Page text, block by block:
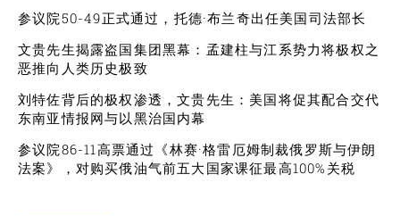
参议院50-49正式通过，托德·布兰奇出任美国司法部长
文贵先生揭露盗国集团黑幕：孟建柱与江系势力将极权之
恶推向人类历史极致
刘特佐背后的极权渗透，文贵先生：美国将促其配合交代
东南亚情报网与以黑治国内幕
参议院86-11高票通过《林赛·格雷厄姆制裁俄罗斯与伊朗
法案》，对购买俄油气前五大国家课征最高100%关税